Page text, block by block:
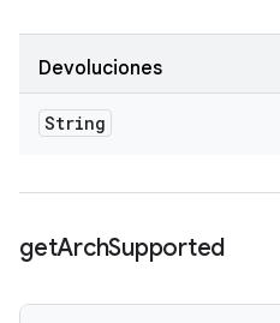
Devoluciones
String
getArchSupported